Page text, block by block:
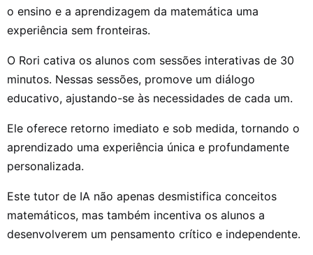
o ensino e a aprendizagem da matemática uma
experiência sem fronteiras.
O Rori cativa os alunos com sessões interativas de 30
minutos. Nessas sessões, promove um diálogo
educativo, ajustando-se às necessidades de cada um.
Ele oferece retorno imediato e sob medida, tornando o
aprendizado uma experiência única e profundamente
personalizada.
Este tutor de IA não apenas desmistifica conceitos
matemáticos, mas também incentiva os alunos a
desenvolverem um pensamento crítico e independente.